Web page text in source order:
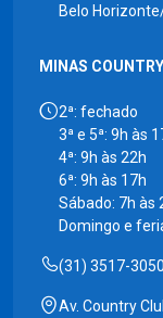
Belo
MINAS COUNTRY
2ª: fechado
3ª e 5ª: 9h às
4ª: 9h às 22h
6ª: 9h às 17h
Sábado: 7h às
Domingo e
(31) 3517-3050
Av. Country